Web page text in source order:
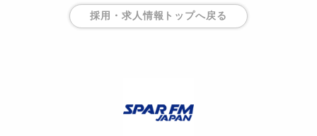
採用・求人情報トップへ戻る